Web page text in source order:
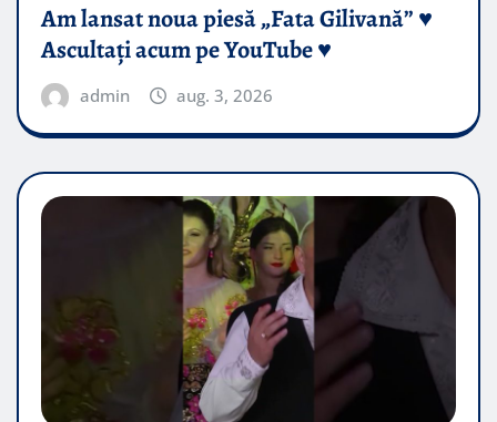
Am lansat noua piesă „Fata Gilivană” ♥️
Ascultați acum pe YouTube ♥️
admin aug. 3, 2026